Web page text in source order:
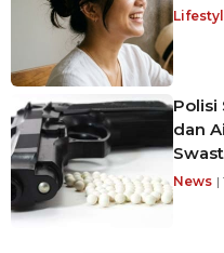
Polisi
dan
News |